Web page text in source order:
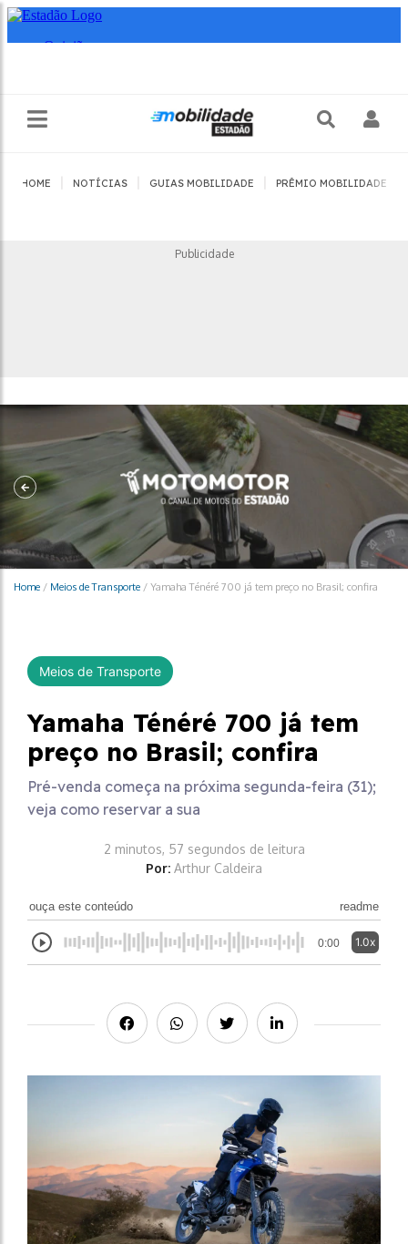
HOME NOTÍCIAS GUIAS MOBILIDADE PRÊMIO MOBILIDADE
Publicidade
Home / Meios de Transporte / Yamaha Ténéré 700 já tem preço no Brasil; confira
Meios de Transporte
Yamaha Ténéré 700 já tem
preço no Brasil; confira
Pré-venda começa na próxima segunda-feira (31);
veja como reservar a sua
2 minutos, 57 segundos de leitura
Por: Arthur Caldeira
ouça este conteúdo readme
0:00 1.0x